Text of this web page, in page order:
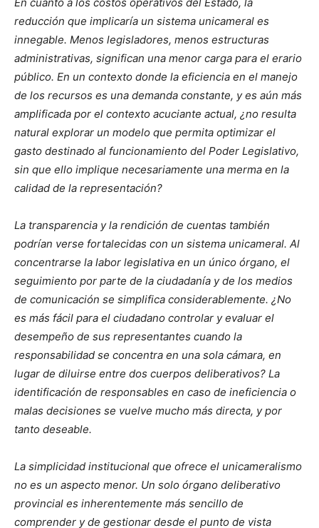
En cuanto a los costos operativos del Estado, la
reducción que implicaría un sistema unicameral es
innegable. Menos legisladores, menos estructuras
administrativas, significan una menor carga para el erario
público. En un contexto donde la eficiencia en el manejo
de los recursos es una demanda constante, y es aún más
amplificada por el contexto acuciante actual, ¿no resulta
natural explorar un modelo que permita optimizar el
gasto destinado al funcionamiento del Poder Legislativo,
sin que ello implique necesariamente una merma en la
calidad de la representación?
La transparencia y la rendición de cuentas también
podrían verse fortalecidas con un sistema unicameral. Al
concentrarse la labor legislativa en un único órgano, el
seguimiento por parte de la ciudadanía y de los medios
de comunicación se simplifica considerablemente. ¿No
es más fácil para el ciudadano controlar y evaluar el
desempeño de sus representantes cuando la
responsabilidad se concentra en una sola cámara, en
lugar de diluirse entre dos cuerpos deliberativos? La
identificación de responsables en caso de ineficiencia o
malas decisiones se vuelve mucho más directa, y por
tanto deseable.
La simplicidad institucional que ofrece el unicameralismo
no es un aspecto menor. Un solo órgano deliberativo
provincial es inherentemente más sencillo de
comprender y de gestionar desde el punto de vista